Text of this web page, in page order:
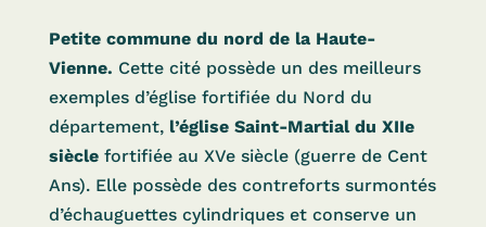
Petite commune du nord de la Haute-
Vienne. Cette cité possède un des meilleurs
exemples d’église fortifiée du Nord du
département, l’église Saint-Martial du XIIe
sièclefortifiée au XVe siècle (guerre de Cent
Ans). Elle possède des contreforts surmontés
d’échauguettes cylindriques et conserve un